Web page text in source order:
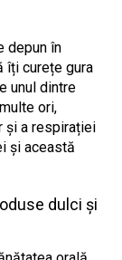
depun în
îți curețe gura
unul dintre
ori,
și a respirației
și această
dulci și